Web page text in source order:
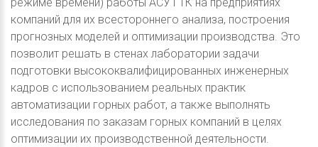
режиме времени) работы АСУ ГТК на предприятиях
компаний для их всестороннего анализа, построения
прогнозных моделей и оптимизации производства. Это
позволит решать в стенах лаборатории задачи
подготовки высококвалифицированных инженерных
кадров с использованием реальных практик
автоматизации горных работ, а также выполнять
исследования по заказам горных компаний в целях
оптимизации их производственной деятельности.